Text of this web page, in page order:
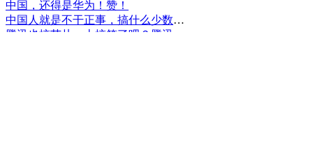
中国，还得是华为！赞！
中国人就是不干正事，搞什么少数民族语言，把libreoffice加上系列码，都是找骂的事，就是不干正事。